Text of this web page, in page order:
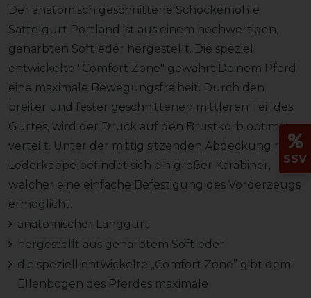
Der anatomisch geschnittene Schockemöhle
Sattelgurt Portland ist aus einem hochwertigen,
genarbten Softleder hergestellt. Die speziell
entwickelte "Comfort Zone" gewährt Deinem Pferd
eine maximale Bewegungsfreiheit. Durch den
breiter und fester geschnittenen mittleren Teil des
Gurtes, wird der Druck auf den Brustkorb optimal
verteilt. Unter der mittig sitzenden Abdeckung mit
Lederkappe befindet sich ein großer Karabiner,
welcher eine einfache Befestigung des Vorderzeugs
ermöglicht.
anatomischer Langgurt
hergestellt aus genarbtem Softleder
die speziell entwickelte „Comfort Zone” gibt dem
Ellenbogen des Pferdes maximale
SSV